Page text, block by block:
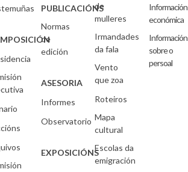
PUBLICACIÓNS
Normas
de
edición
ASESORIA
Informes
Observatorio
EXPOSICIÓNS
de
mulleres
Irmandades
da fala
Vento
que zoa
Roteiros
Mapa
cultural
Escolas da
emigración
Información
económica
Información
sobre o
persoal